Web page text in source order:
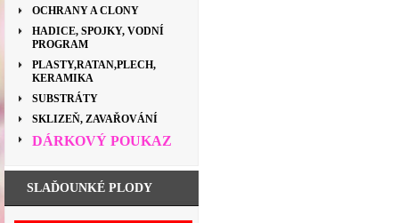
OCHRANY A CLONY
HADICE, SPOJKY, VODNÍ
PROGRAM
PLASTY,RATAN,PLECH,
KERAMIKA
SUBSTRÁTY
SKLIZEŇ, ZAVAŘOVÁNÍ
DÁRKOVÝ POUKAZ
SLAĎOUNKÉ PLODY